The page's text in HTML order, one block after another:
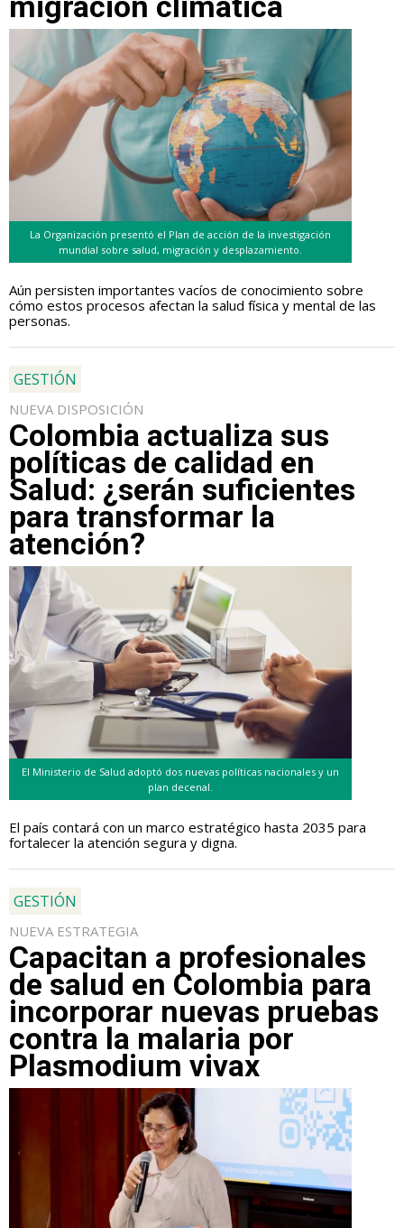
La Organización presentó el Plan de acción de la investigación
mundial sobre salud, migración y desplazamiento.
Aún persisten importantes vacíos de conocimiento sobre
cómo estos procesos afectan la salud física y mental de las
personas.
GESTIÓN
NUEVA DISPOSICIÓN
Colombia actualiza sus
políticas de calidad en
Salud: ¿serán suficientes
para transformar la
atención?
El Ministerio de Salud adoptó dos nuevas políticas nacionales y un
plan decenal.
El país contará con un marco estratégico hasta 2035 para
fortalecer la atención segura y digna.
GESTIÓN
NUEVA ESTRATEGIA
Capacitan a profesionales
de salud en Colombia para
incorporar nuevas pruebas
contra la malaria por
Plasmodium vivax